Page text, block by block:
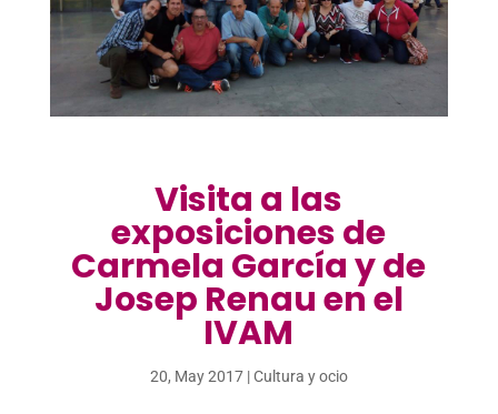
Visita a las
exposiciones de
Carmela García y de
Josep Renau en el
IVAM
20, May 2017|Cultura y ocio